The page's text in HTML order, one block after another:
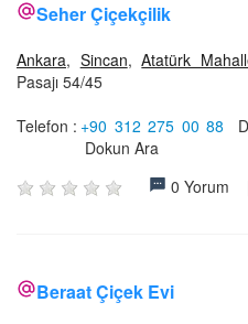
Seher Çiçekçilik
Ankara, Sincan,Atatürk
Pasajı 54/45
Telefon : +90 312 275 00 88
Dokun Ara
0 Yorum
Beraat Çiçek Evi